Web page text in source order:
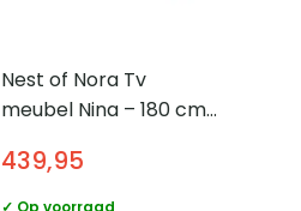
Nest of Nora Tv
meubel Nina – 180 cm
schuifdeuren –
Eikenhout fineer –
439,95
✓ Op voorraad